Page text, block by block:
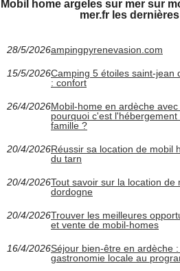
Mobil home argeles sur mer sur
mer.fr les
28/5/2026ampingpyrenevasion.com
15/5/2026Camping 5 étoiles saint-jean
: confort
26/4/2026Mobil-home en ardèche
pourquoi c'est
famille ?
20/4/2026Réussir sa location de mobil
du tarn
20/4/2026Tout savoir sur la location de
dordogne
20/4/2026Trouver les meilleures
et vente de mobil-homes
16/4/2026Séjour bien-être en ardèche
gastronomie locale au